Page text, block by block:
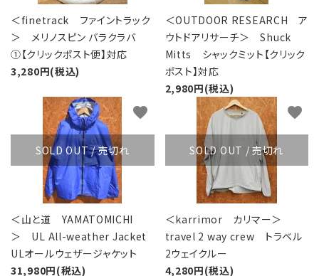
＜finetrack ファイントラック
＞ メリノスピン バラクラバ
①【クリックポスト便】対応
3,280円(税込)
＜OUTDOOR RESEARCH ア
ウトドアリサーチ＞ Shuck
Mitts シャックミット【クリック
ポスト】対応
2,980円(税込)
SOLD OUT / 売切れ
＜山と道 YAMATOMICHI
＞ UL All-weather Jacket
ULオールウェザージャケット
31,980円(税込)
favorite
SOLD OUT / 売切れ
＜karrimor カリマー＞
travel 2 way crew トラベル
2ウェイクルー
4,280円(税込)
favorite